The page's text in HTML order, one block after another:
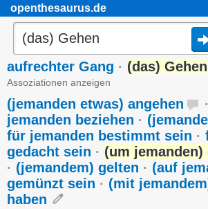
openthesaurus.de
aufrechter Gang · (das) Gehen
Assoziationen anzeigen
(jemanden etwas) angehen ·
jemanden beziehen ·
für jemanden bestimmt sein ·
gedacht sein · (um jemanden)
· (jemandem) gelten · (auf
gemünzt sein · (mit
haben